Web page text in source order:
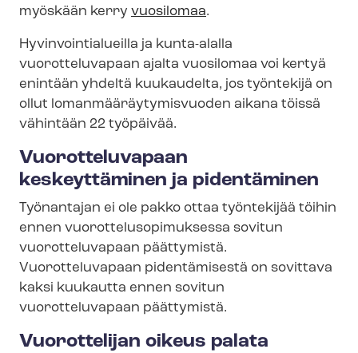
myöskään kerry vuosilomaa.
Hy­vin­voin­tia­lueil­la ja kunta-alalla
vuorotteluvapaan ajalta vuosilomaa voi kertyä
enintään yhdeltä kuukaudelta, jos työntekijä on
ollut lo­man­mää­räy­ty­mis­vuo­den aikana töissä
vähintään 22 työpäivää.
Vuorotteluvapaan
keskeyttäminen ja pidentäminen
Työnantajan ei ole pakko ottaa työntekijää töihin
ennen vuo­rot­te­luso­pi­muk­ses­sa sovitun
vuorotteluvapaan päättymistä.
Vuorotteluvapaan pidentämisestä on sovittava
kaksi kuukautta ennen sovitun
vuorotteluvapaan päättymistä.
Vuorottelijan oikeus palata